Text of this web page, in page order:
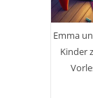
Emma
Kinder